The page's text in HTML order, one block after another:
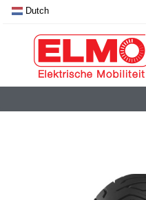
Dutch